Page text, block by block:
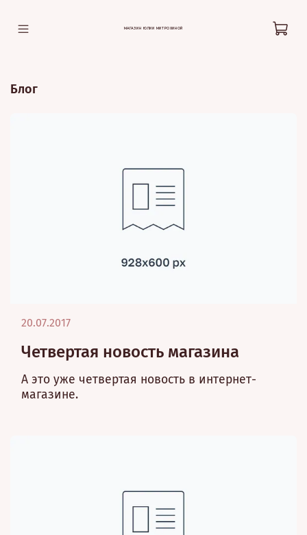
МАГАЗИН ЮЛИИ МИТРОХИНОЙ
Блог
Четвертая новость магазина
А это уже четвертая новость в интернет-
магазине.
20.07.2017